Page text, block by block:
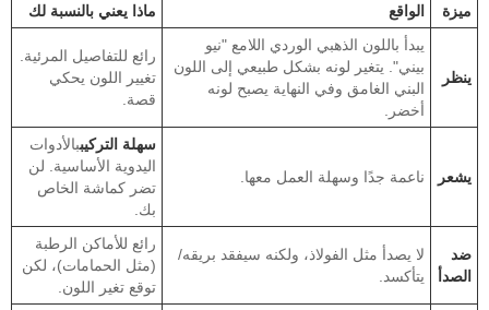
ميزة الواقع ماذا يعني بالنسبة لك
ينظر
يبدأ باللون الذهبي الوردي اللامع "نيو
بيني". يتغير لونه بشكل طبيعي إلى اللون
البني الغامق وفي النهاية يصبح لونه
أخضر.
رائع للتفاصيل المرئية.
تغيير اللون يحكي
قصة.
يشعر ناعمة جدًا وسهلة العمل معها.
سهلة التركيببالأدوات
اليدوية الأساسية. لن
تضر كماشة الخاص
بك.
ضد
الصدأ
لا يصدأ مثل الفولاذ، ولكنه سيفقد بريقه/
يتأكسد.
رائع للأماكن الرطبة
(مثل الحمامات)، لكن
توقع تغير اللون.